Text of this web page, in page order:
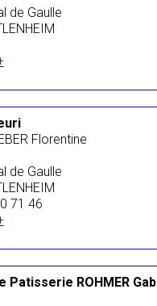
de Gaulle
Florentine
de Gaulle
71 46
Patisserie ROHMER